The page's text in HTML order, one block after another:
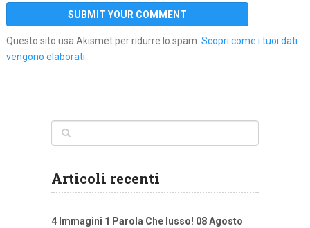
Questo sito usa Akismet per ridurre lo spam. Scopri come i tuoi dati
vengono elaborati.
Articoli recenti
4 Immagini 1 Parola Che lusso! 08 Agosto